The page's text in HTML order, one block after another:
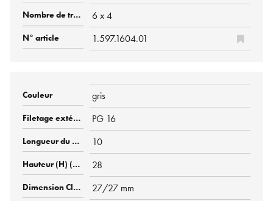
6 x 4
1.597.1604.01
gris
PG 16
10
28
27/27 mm